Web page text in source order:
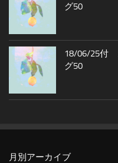
グ50
18/06/25付
グ50
月別アーカイブ